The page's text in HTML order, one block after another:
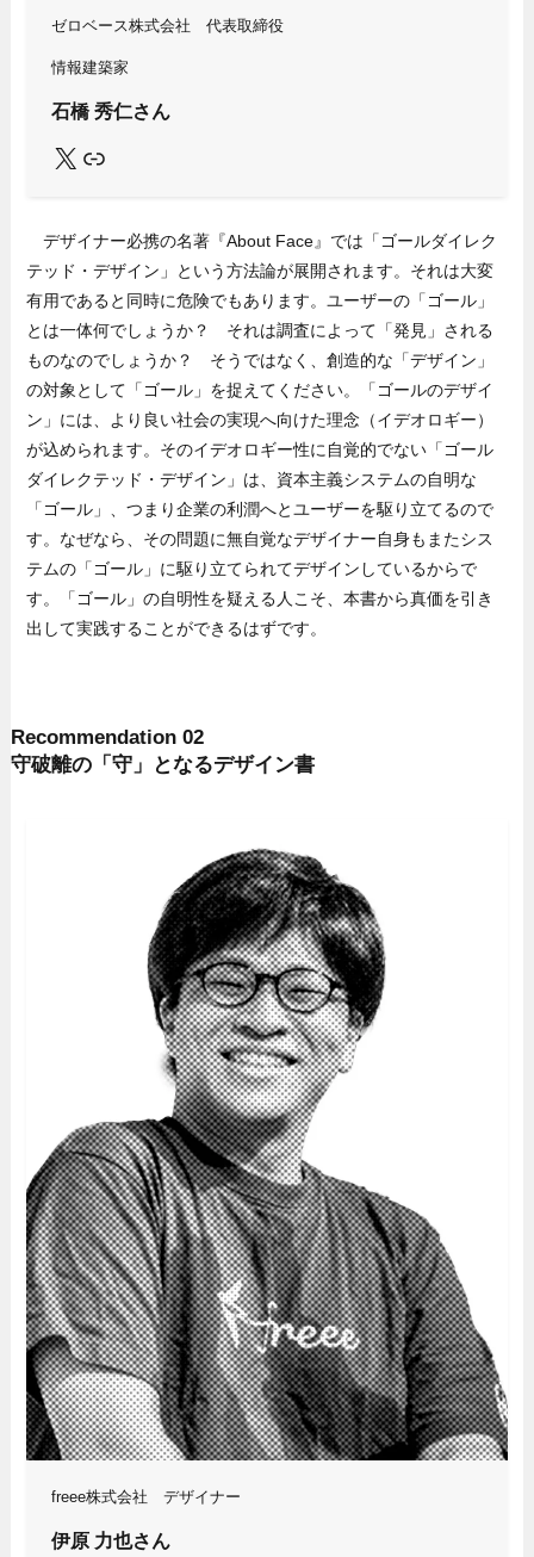
ゼロベース株式会社 代表取締役
情報建築家
石橋 秀仁さん
X Link
デザイナー必携の名著『About Face』では「ゴールダイレク
テッド・デザイン」という方法論が展開されます。それは大変
有用であると同時に危険でもあります。ユーザーの「ゴール」
とは一体何でしょうか？ それは調査によって「発見」される
ものなのでしょうか？ そうではなく、創造的な「デザイン」
の対象として「ゴール」を捉えてください。「ゴールのデザイ
ン」には、より良い社会の実現へ向けた理念（イデオロギー）
が込められます。そのイデオロギー性に自覚的でない「ゴール
ダイレクテッド・デザイン」は、資本主義システムの自明な
「ゴール」、つまり企業の利潤へとユーザーを駆り立てるので
す。なぜなら、その問題に無自覚なデザイナー自身もまたシス
テムの「ゴール」に駆り立てられてデザインしているからで
す。「ゴール」の自明性を疑える人こそ、本書から真価を引き
出して実践することができるはずです。
Recommendation 02
守破離の「守」となるデザイン書
freee株式会社 デザイナー
伊原 力也さん